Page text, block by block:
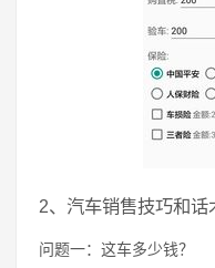
2、汽车销售技巧和话
问题一：这车多少钱？